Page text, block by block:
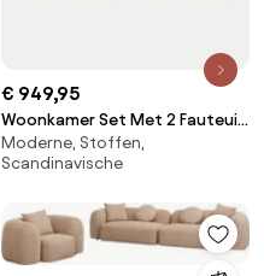
€ 949,95
Woonkamer Set Met 2 Fauteuils
En 2 Poefs Fogler Corduroy Grijs
– Taupe – Koel - Sklum
Moderne, Stoffen,
Scandinavische